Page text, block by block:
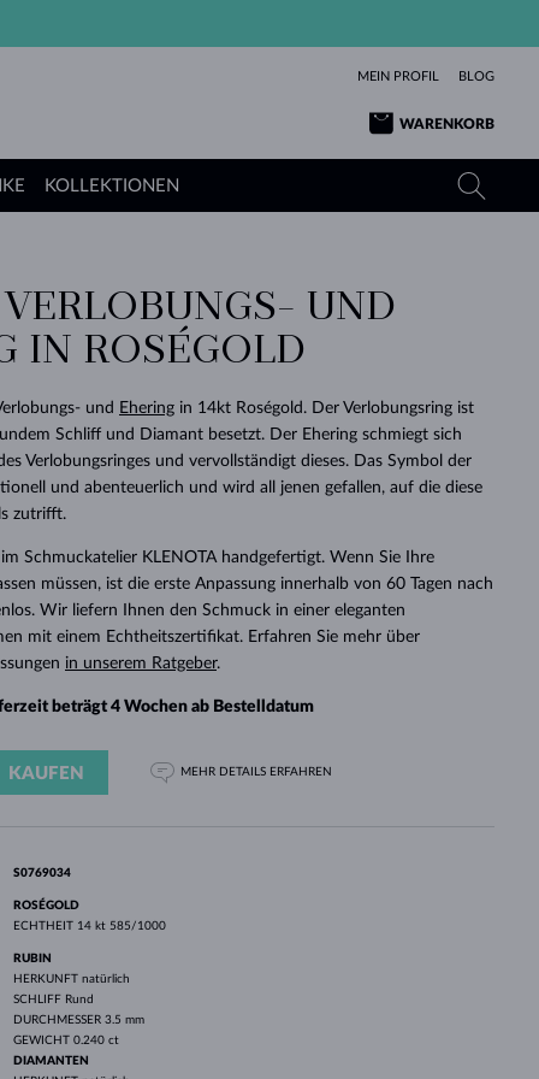
MEIN PROFIL BLOG
WARENKORB
RICHTIGEN
LIEBE
GELBGOLD
ROSÉGOLD
ANGEBOT
TANSANITE
TOPASE
TURMALINE
MOLDAVITE
BABY-OHRRINGE
HOCHZEITSOHRRINGE
WEISSGOLD
SCHÖN
TURMALINE
MOLDAVITE
MINERALKETTEN
PERLEN ANHÄNGER
WEISSGOLD
GELBGOLD
ROSÉGOLD
SIMPLEN
DINGE
DURCHSEHEN
ARMBÄNDER
PERLEN
SAPHIRE
SMARAGDE
MOLDAVITE
MINERALIEN
HOCHZEITSSCHMUCK
GELBGOLD
WEISSGOLD
KLENOTA
SCHENKEN
KOLLEKTIONEN
KOLLEKTIONEN
UND
IN ROSÉGOLD
und Ehering in 14kt Roségold. Der Verlobungsring ist
Schliff und Diamant besetzt. Der Ehering schmiegt sich
Verlobungsringes und vervollständigt dieses. Das Symbol der
und abenteuerlich und wird all jenen gefallen, auf die diese
zutrifft.
Schmuckatelier KLENOTA handgefertigt. Wenn Sie Ihre
müssen, ist die erste Anpassung innerhalb von 60 Tagen nach
Wir liefern Ihnen den Schmuck in einer eleganten
mit einem Echtheitszertifikat. Erfahren Sie mehr über
in unserem Ratgeber.
beträgt 4 Wochen ab Bestelldatum
KAUFEN MEHR DETAILS ERFAHREN
S0769034
ROSÉGOLD
ECHTHEIT 14 kt 585/1000
RUBIN
HERKUNFT natürlich
SCHLIFF Rund
DURCHMESSER 3.5 mm
GEWICHT 0.240 ct
DIAMANTEN